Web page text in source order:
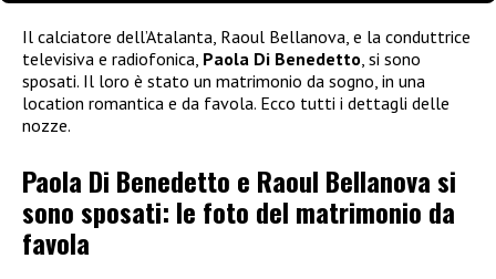
Il calciatore dell’Atalanta, Raoul Bellanova, e la conduttrice
televisiva e radiofonica, Paola Di Benedetto , si sono
sposati. Il loro è stato un matrimonio da sogno, in una
location romantica e da favola. Ecco tutti i dettagli delle
nozze.
Paola Di Benedetto e Raoul Bellanova si
sono sposati: le foto del matrimonio da
favola